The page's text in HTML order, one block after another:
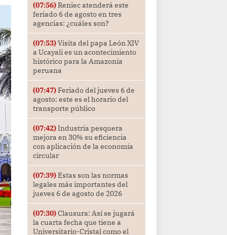
(07:56)Reniec atenderá este
feriado 6 de agosto en tres
agencias: ¿cuáles son?
(07:53)Visita del papa León XIV
a Ucayali es un acontecimiento
histórico para la Amazonía
peruana
(07:47)Feriado del jueves 6 de
agosto: este es el horario del
transporte público
(07:42)Industria pesquera
mejora en 30% su eficiencia
con aplicación de la economía
circular
(07:39)Estas son las normas
legales más importantes del
jueves 6 de agosto de 2026
(07:30)Clausura: Así se jugará
la cuarta fecha que tiene a
Universitario-Cristal como el